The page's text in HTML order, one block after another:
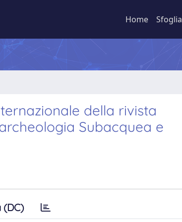
Home Sfoglia
della rivista
Subacquea e
(DC)